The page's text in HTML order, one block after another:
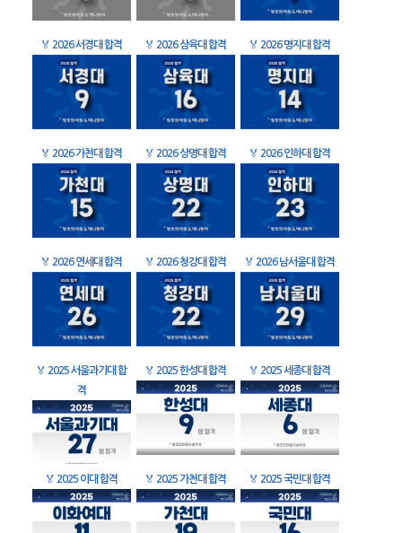
🏅 2026 서경대 합격 🏅 2026 삼육대 합격 🏅 2026 명지대 합격
🏅 2026 가천대 합격 🏅 2026 상명대 합격 🏅 2026 인하대 합격
🏅 2026 연세대 합격 🏅 2026 청강대 합격 🏅 2026 남서울대 합격
🏅 2025 서울과기대 합
격
🏅 2025 한성대 합격 🏅 2025 세종대 합격
🏅 2025 이대 합격 🏅 2025 가천대 합격 🏅 2025 국민대 합격